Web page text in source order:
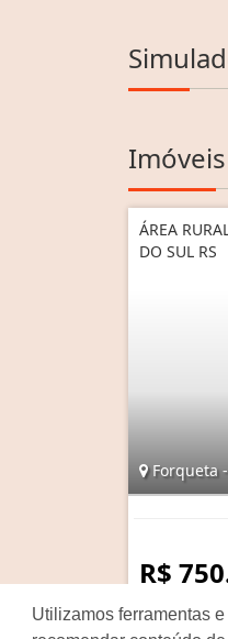
Utilizamos ferramentas
Imóveis
ÁREA
DO SUL RS
Forqueta
R$